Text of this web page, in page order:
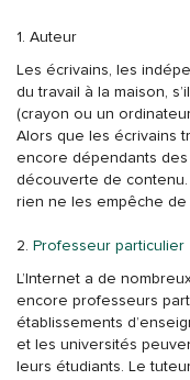
1. Auteur
Les écrivains, les
du travail à la maison,
(crayon ou un
Alors que les écrivains
encore dépendants
découverte de
rien ne les empêche de
2. Professeur particulier
L’Internet a de
encore professeurs
établissements
et les universités
leurs étudiants. Le